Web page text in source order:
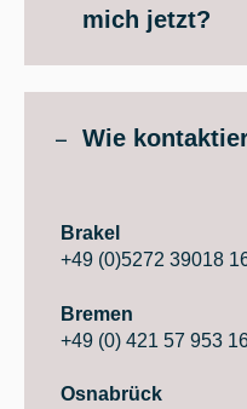
mich jetzt?
Wie
Brakel
+49 (0)5272 39018
Bremen
+49 (0) 421 57 953
Osnabrück